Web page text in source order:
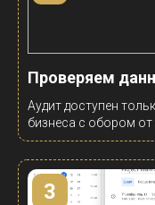
Проверяем
Аудит доступен
бизнеса с обором
3